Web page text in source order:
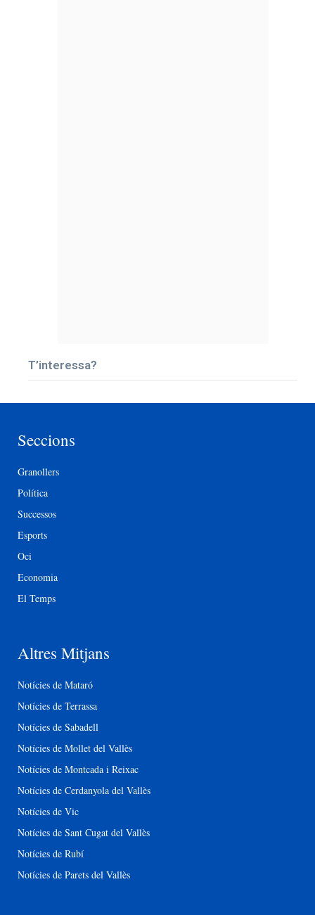
T’interessa?
Seccions
Granollers
Política
Successos
Esports
Oci
Economia
El Temps
Altres Mitjans
Notícies de Mataró
Notícies de Terrassa
Notícies de Sabadell
Notícies de Mollet del Vallès
Notícies de Montcada i Reixac
Notícies de Cerdanyola del Vallès
Notícies de Vic
Notícies de Sant Cugat del Vallès
Notícies de Rubí
Notícies de Parets del Vallès